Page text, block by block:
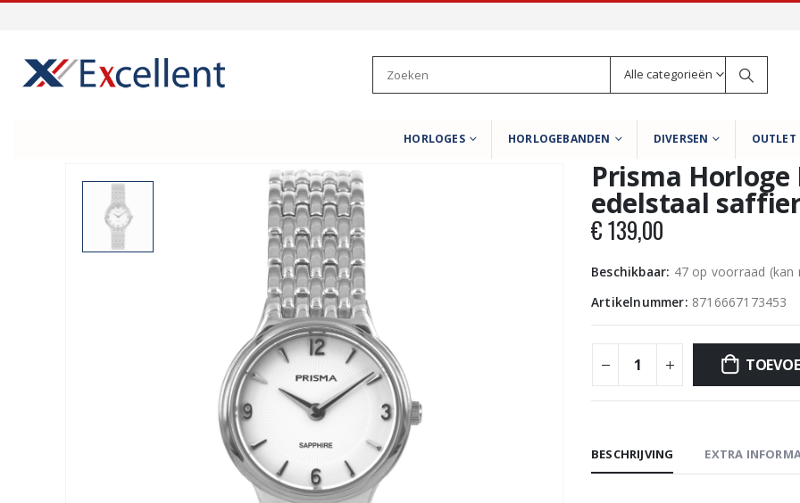
Alle categorieën
HORLOGES HORLOGEBANDEN DIVERSEN OUTLET
Prisma Horloge
edelstaal
€139,00
Beschikbaar: 47 op voorraad (kan
Artikelnummer: 8716667173453
BESCHRIJVING EXTRA